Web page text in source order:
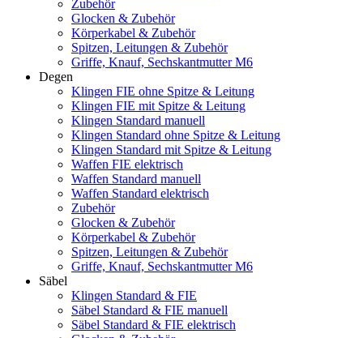
Zubehör
Glocken & Zubehör
Körperkabel & Zubehör
Spitzen, Leitungen & Zubehör
Griffe, Knauf, Sechskantmutter M6
Degen
Klingen FIE ohne Spitze & Leitung
Klingen FIE mit Spitze & Leitung
Klingen Standard manuell
Klingen Standard ohne Spitze & Leitung
Klingen Standard mit Spitze & Leitung
Waffen FIE elektrisch
Waffen Standard manuell
Waffen Standard elektrisch
Zubehör
Glocken & Zubehör
Körperkabel & Zubehör
Spitzen, Leitungen & Zubehör
Griffe, Knauf, Sechskantmutter M6
Säbel
Klingen Standard & FIE
Säbel Standard & FIE manuell
Säbel Standard & FIE elektrisch